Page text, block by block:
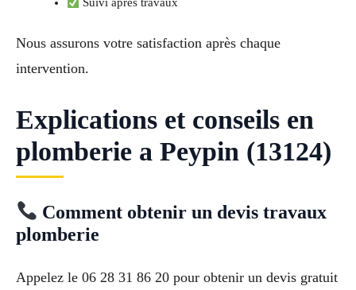
Suivi après travaux
Nous assurons votre satisfaction après chaque
intervention.
Explications et conseils en
plomberie a Peypin (13124)
Comment obtenir un devis travaux
plomberie
Appelez le 06 28 31 86 20 pour obtenir un devis gratuit